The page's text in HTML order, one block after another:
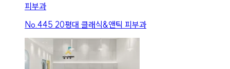
피부과
No. 445 20평대 클래식&앤틱 피부과